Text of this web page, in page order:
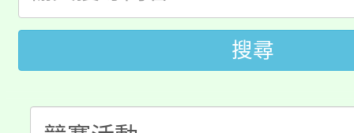
田徑場及游泳池舉行。
桃園市低收入戶享有免
視費優惠，中低收入戶
半價優惠，詳情可洽有
大園自造教育及科技
份教師增能研習
搜尋